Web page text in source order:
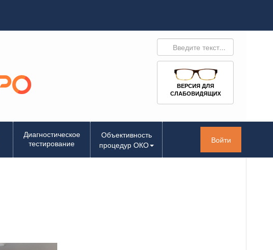
ВЕРСИЯ ДЛЯ
СЛАБОВИДЯЩИХ
Войти
Диагностическое
тестирование
Объективность
процедур ОКО